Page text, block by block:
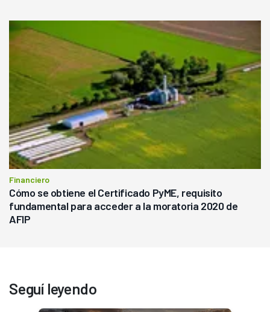
Financiero
Cómo se obtiene el Certificado PyME, requisito
fundamental para acceder a la moratoria 2020 de
AFIP
Seguí leyendo